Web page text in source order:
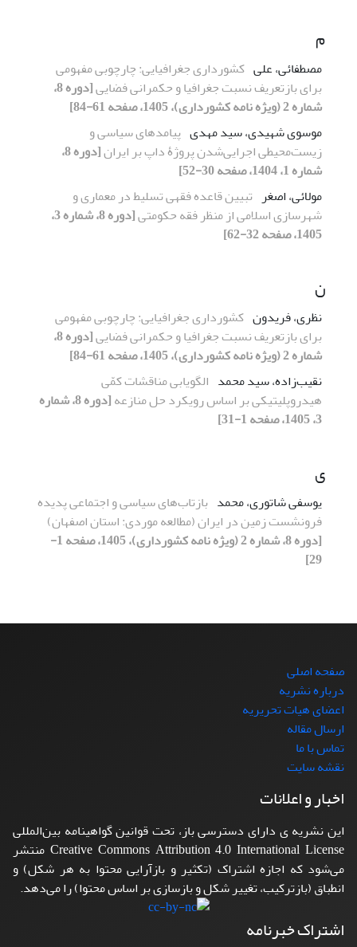
م
مصطفائی، علی کشورداری جغرافیایی: چارچوبی مفهومی
برای بازتعریف نسبت جغرافیا و حکمرانی فضایی
[دوره 8،
شماره 2 (ویژه نامه کشورداری)، 1405، صفحه 61-84]
موسوی شهیدی، سید مهدی پیامدهای سیاسی و
زیست‌محیطی اجرایی‌شدن پروژۀ داپ بر ایران
[دوره 8،
شماره 1، 1404، صفحه 30-52]
مولائی، اصغر تبیین قاعده فقهی تسلیط در معماری و
شهرسازی اسلامی از منظر فقه حکومتی
[دوره 8، شماره 3،
1405، صفحه 32-62]
ن
نظری، فریدون کشورداری جغرافیایی: چارچوبی مفهومی
برای بازتعریف نسبت جغرافیا و حکمرانی فضایی
[دوره 8،
شماره 2 (ویژه نامه کشورداری)، 1405، صفحه 61-84]
نقیب‌زاده، سید محمد الگویابی مناقشات کمّی
هیدروپلیتیکی بر اساس رویکرد حل منازعه
[دوره 8، شماره
3، 1405، صفحه 1-31]
ی
یوسفی شاتوری، محمد بازتاب‌های سیاسی و اجتماعی پدیده
فرونشست زمین در ایران (مطالعه موردی: استان اصفهان)
[دوره 8، شماره 2 (ویژه نامه کشورداری)، 1405، صفحه 1-
29]
صفحه اصلی
درباره نشریه
اعضای هیات تحریریه
ارسال مقاله
تماس با ما
نقشه سایت
اخبار و اعلانات
این نشریه ی دارای دسترسی باز، تحت قوانین گواهینامه بین‌المللی
Creative Commons Attribution 4.0 International License منتشر
می‌شود که اجازه اشتراک (تکثیر و بازآرایی محتوا به هر شکل) و
انطباق (بازترکیب، تغییر شکل و بازسازی بر اساس محتوا) را می‌دهد.
اشتراک خبرنامه